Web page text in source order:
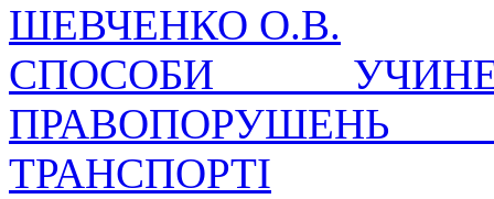
ШЕВЧЕНКО О.В.
СПОСОБИ
ТРАНСПОРТІ